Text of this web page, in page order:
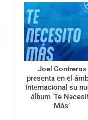
Joel Contreras
presenta en el
internacional su
álbum ‘Te
Más’